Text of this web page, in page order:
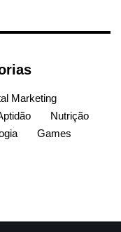
Marketing
Nutrição
Games